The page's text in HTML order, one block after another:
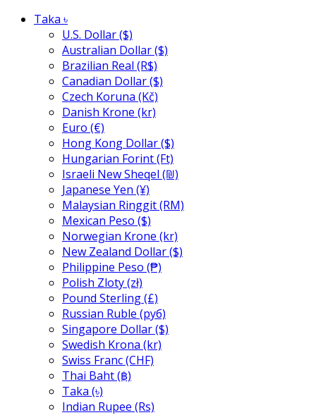
Taka ৳
U.S. Dollar ($)
Australian Dollar ($)
Brazilian Real (R$)
Canadian Dollar ($)
Czech Koruna (Kč)
Danish Krone (kr)
Euro (€)
Hong Kong Dollar ($)
Hungarian Forint (Ft)
Israeli New Sheqel (₪)
Japanese Yen (¥)
Malaysian Ringgit (RM)
Mexican Peso ($)
Norwegian Krone (kr)
New Zealand Dollar ($)
Philippine Peso (₱)
Polish Zloty (zł)
Pound Sterling (£)
Russian Ruble (руб)
Singapore Dollar ($)
Swedish Krona (kr)
Swiss Franc (CHF)
Thai Baht (฿)
Taka (৳)
Indian Rupee (Rs)